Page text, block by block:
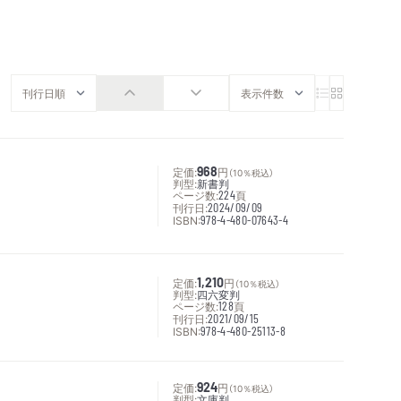
定価:968円 （10％税込）
判型:新書判
ページ数:224頁
刊行日:2024/09/09
ISBN:978-4-480-07643-4
定価:1,210円 （10％税込）
判型:四六変判
ページ数:128頁
刊行日:2021/09/15
ISBN:978-4-480-25113-8
定価:924円 （10％税込）